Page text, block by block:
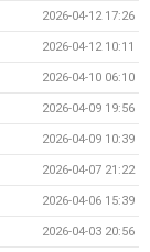
2026-04-12 17:26
2026-04-12 10:11
2026-04-10 06:10
2026-04-09 19:56
2026-04-09 10:39
2026-04-07 21:22
2026-04-06 15:39
2026-04-03 20:56